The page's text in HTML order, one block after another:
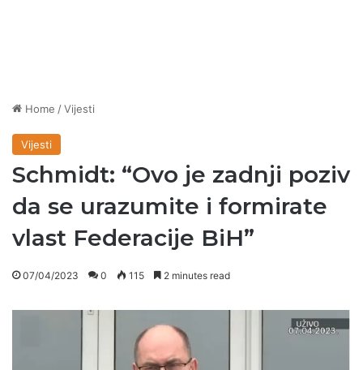
Home /Vijesti
Vijesti
Schmidt: “Ovo je zadnji poziv
da se urazumite i formirate
vlast Federacije BiH”
07/04/2023 0 115 2 minutes read